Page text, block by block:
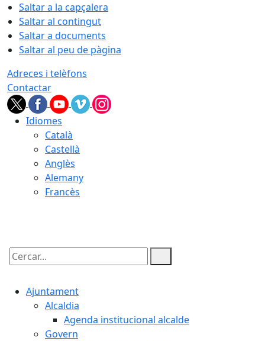
Saltar a la capçalera
Saltar al contingut
Saltar a documents
Saltar al peu de pàgina
Adreces i telèfons
Contactar
Idiomes
Català
Castellà
Anglès
Alemany
Francès
Cercar:
Ajuntament
Alcaldia
Agenda institucional alcalde
Govern